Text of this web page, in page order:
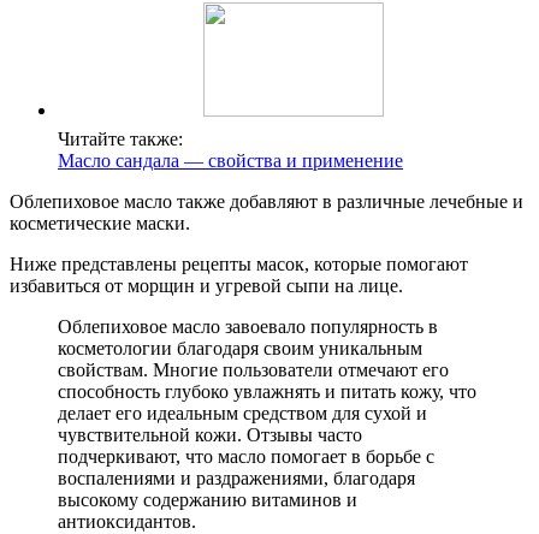
Читайте также:
Масло сандала — свойства и применение
Облепиховое масло также добавляют в различные лечебные и
косметические маски.
Ниже представлены рецепты масок, которые помогают
избавиться от морщин и угревой сыпи на лице.
Облепиховое масло завоевало популярность в
косметологии благодаря своим уникальным
свойствам. Многие пользователи отмечают его
способность глубоко увлажнять и питать кожу, что
делает его идеальным средством для сухой и
чувствительной кожи. Отзывы часто
подчеркивают, что масло помогает в борьбе с
воспалениями и раздражениями, благодаря
высокому содержанию витаминов и
антиоксидантов.